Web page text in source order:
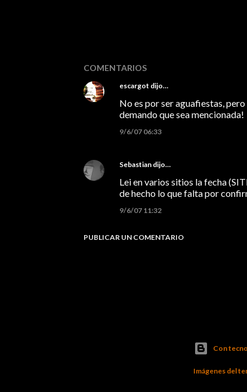
COMENTARIOS
escargot dijo…
No es por ser aguafiestas,
demando que sea mencionada!
9/6/07 06:33
Sebastian dijo…
Lei en varios sitios la fecha
de hecho lo que falta por
9/6/07 11:32
PUBLICAR UN COMENTARIO
Con
Imágenes del